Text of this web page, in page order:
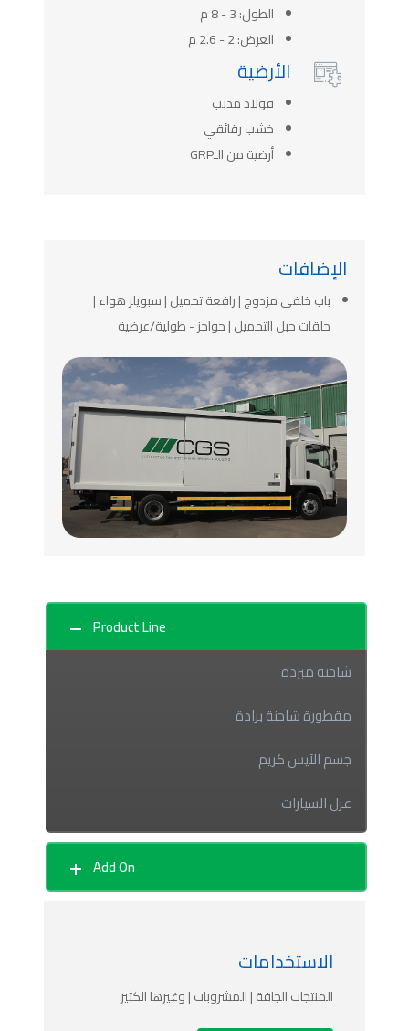
الطول: 3 - 8 م
العرض: 2 - 2.6 م
 الأرضية
فولاذ مدبب
خشب رقائقي
أرضية من الـGRP
الإضافات
باب خلفي مزدوج | رافعة تحميل | سبويلر هواء |
حلقات حبل التحميل | حواجز - طولية/عرضية
Product Line
شاحنة مبردة
مقطورة شاحنة برادة
جسم الآيس كريم
عزل السيارات
جسم المشروبات
باب الرول الأفقي
مقطورة شاحنة شبه ستارة
Add On
الاستخدامات
المنتجات الجافة | المشروبات | وغيرها الكثير